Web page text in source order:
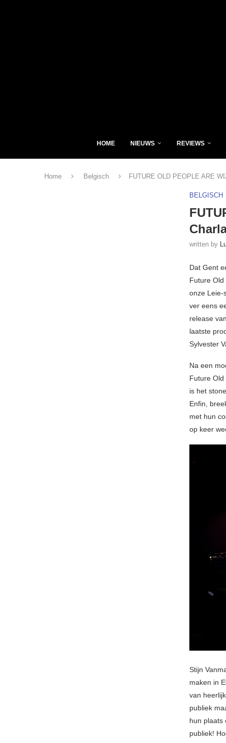
HOME NIEUWS REVIEWS
Home Belgisch FUTURE OLD PEOPLE ARE
BELGISCH
written by
Dat Gent
Future
onze Leie-
ver eens
release van
laatste
Sylvester
Na een
Future
is het
Enfin,
met hun
op keer
Stijn
maken in
van
publiek
hun plaats
publiek!